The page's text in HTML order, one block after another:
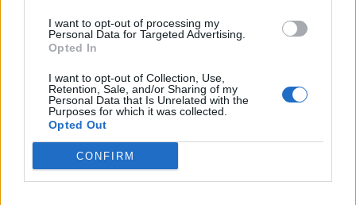
I want to opt-out of processing my
Personal Data for Targeted Advertising.
Opted In
I want to opt-out of Collection, Use,
Retention, Sale, and/or Sharing of my
Personal Data that Is Unrelated with the
Purposes for which it was collected.
Opted Out
CONFIRM